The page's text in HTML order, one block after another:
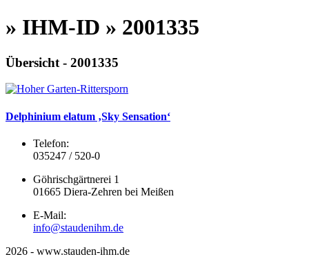
» IHM-ID » 2001335
Übersicht - 2001335
Delphinium elatum ‚Sky Sensation‘
Telefon:
035247 / 520-0
Göhrischgärtnerei 1
01665 Diera-Zehren bei Meißen
E-Mail:
info@staudenihm.de
2026 - www.stauden-ihm.de